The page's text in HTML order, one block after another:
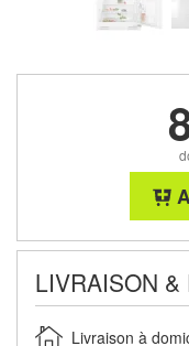
LIVRAISON
Livraison à